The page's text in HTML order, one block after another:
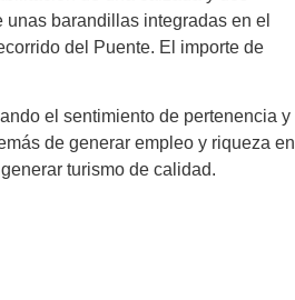
barandillas integradas en el
del Puente. El importe de
el sentimiento de pertenencia y
de generar empleo y riqueza en
turismo de calidad.